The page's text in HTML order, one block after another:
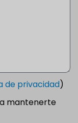
de privacidad)
mantenerte